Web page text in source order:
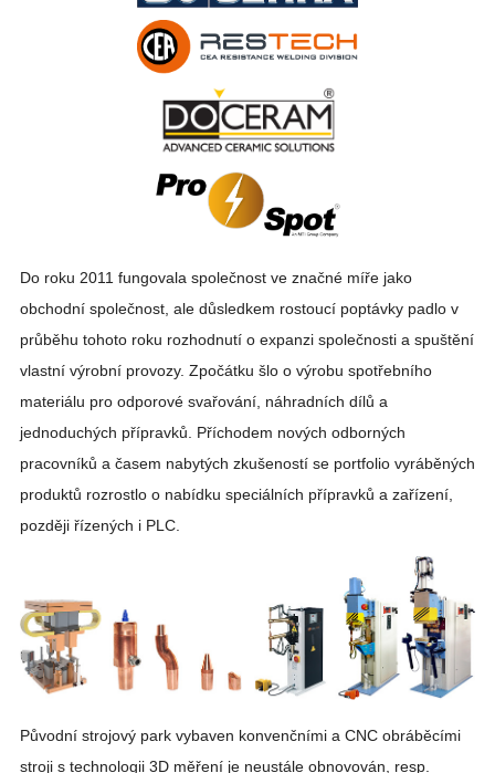
Do roku 2011 fungovala společnost ve značné míře jako
obchodní společnost, ale důsledkem rostoucí poptávky padlo v
průběhu tohoto roku rozhodnutí o expanzi společnosti a spuštění
vlastní výrobní provozy. Zpočátku šlo o výrobu spotřebního
materiálu pro odporové svařování, náhradních dílů a
jednoduchých přípravků. Příchodem nových odborných
pracovníků a časem nabytých zkušeností se portfolio vyráběných
produktů rozrostlo o nabídku speciálních přípravků a zařízení,
později řízených i PLC.
Původní strojový park vybaven konvenčními a CNC obráběcími
stroji s technologii 3D měření je neustále obnovován, resp.